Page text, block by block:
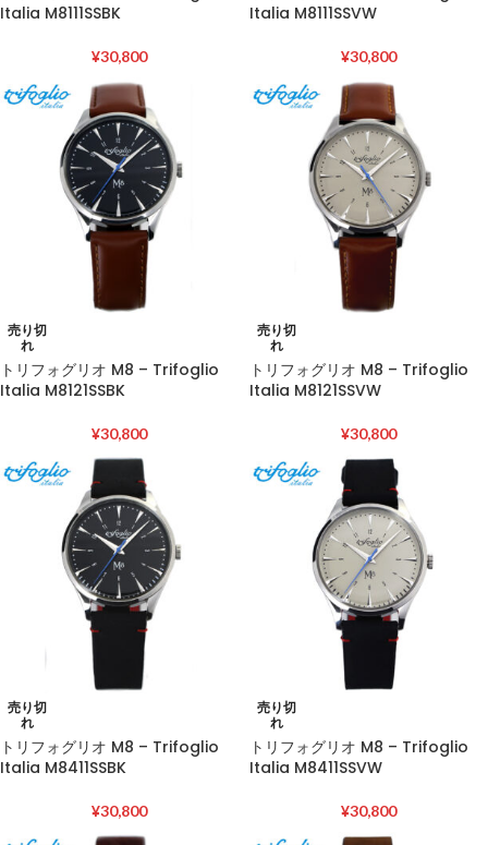
Italia M8111SSBK
¥30,800
Italia M8111SSVW
¥30,800
売り切
れ
トリフォグリオ M8 – Trifoglio
Italia M8121SSBK
¥30,800
売り切
れ
トリフォグリオ M8 – Trifoglio
Italia M8121SSVW
¥30,800
売り切
れ
トリフォグリオ M8 – Trifoglio
Italia M8411SSBK
¥30,800
売り切
れ
トリフォグリオ M8 – Trifoglio
Italia M8411SSVW
¥30,800